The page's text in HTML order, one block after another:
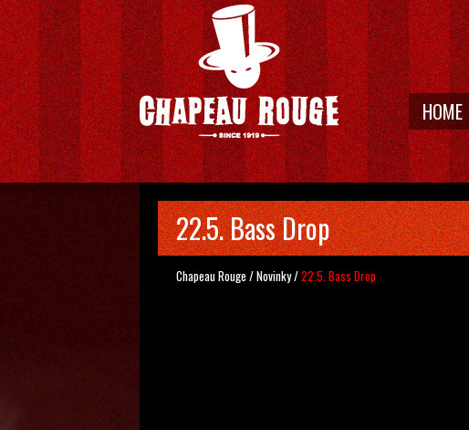
HOME
22.5. Bass Drop
Chapeau Rouge /Novinky/22.5. Bass Drop